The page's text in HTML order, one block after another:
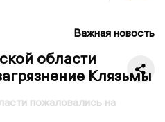
Важная новость
области
Клязьмы
пожаловались на